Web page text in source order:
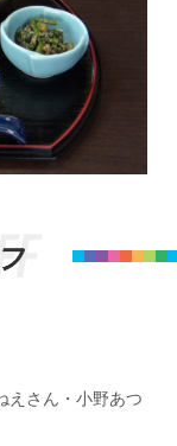
えさん・小野あつ